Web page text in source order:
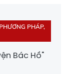
PHÁP,
Bác Hồ"